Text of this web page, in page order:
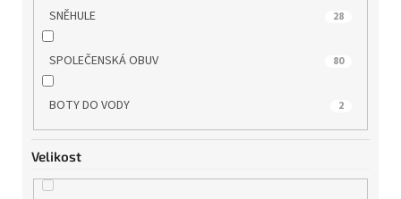
SNĚHULE 28
SPOLEČENSKÁ OBUV 80
BOTY DO VODY 2
Velikost